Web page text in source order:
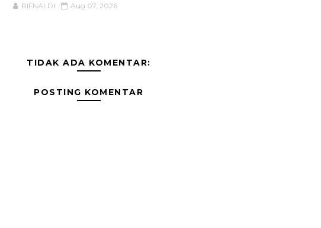
RIFNALDI Aug 07, 2026
TIDAK ADA KOMENTAR:
POSTING KOMENTAR